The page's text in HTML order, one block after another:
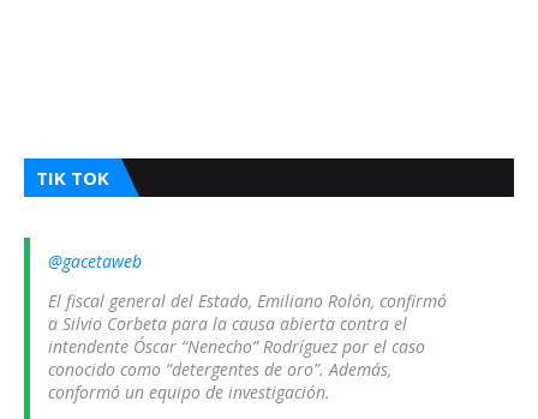
TIK TOK
@gacetaweb
El fiscal general del Estado, Emiliano Rolón, confirmó
a Silvio Corbeta para la causa abierta contra el
intendente Óscar “Nenecho” Rodríguez por el caso
conocido como “detergentes de oro”. Además,
conformó un equipo de investigación.